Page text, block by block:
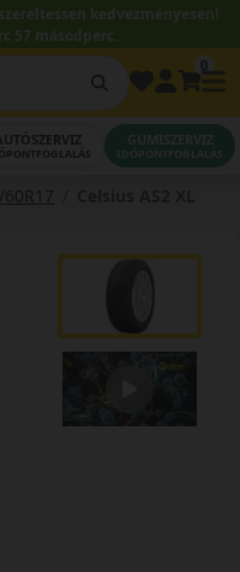
kedvezményesen!
56 másodperc.
GUMISZERVIZ
IDŐPONTFOGLALÁS